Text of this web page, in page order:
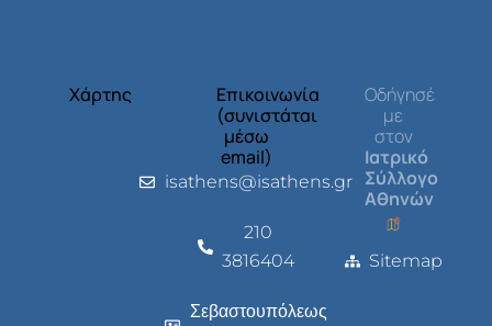
Χάρτης
Επικοινωνία
(συνιστάται
μέσω
email)
isathens@isathens.gr
210
3816404
Σεβαστουπόλεως
Οδήγησέ
με
στον
Ιατρικό
Σύλλογο
Αθηνών
Sitemap